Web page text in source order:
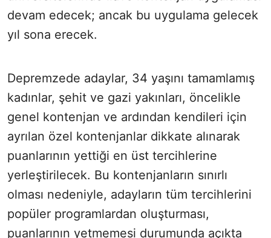
devam edecek; ancak bu uygulama gelecek
yıl sona erecek.
Depremzede adaylar, 34 yaşını tamamlamış
kadınlar, şehit ve gazi yakınları, öncelikle
genel kontenjan ve ardından kendileri için
ayrılan özel kontenjanlar dikkate alınarak
puanlarının yettiği en üst tercihlerine
yerleştirilecek. Bu kontenjanların sınırlı
olması nedeniyle, adayların tüm tercihlerini
popüler programlardan oluşturması,
puanlarının yetmemesi durumunda açıkta